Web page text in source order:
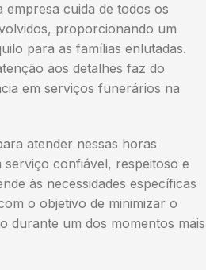
empresa cuida de todos os
proporcionando um
para as famílias enlutadas.
aos detalhes faz do
em serviços funerários na
atender nessas horas
confiável, respeitoso e
às necessidades específicas
o objetivo de minimizar o
durante um dos momentos mais